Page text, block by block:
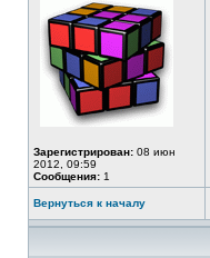
Зарегистрирован: 08 июн
2012, 09:59
Сообщения: 1
Вернуться к началу